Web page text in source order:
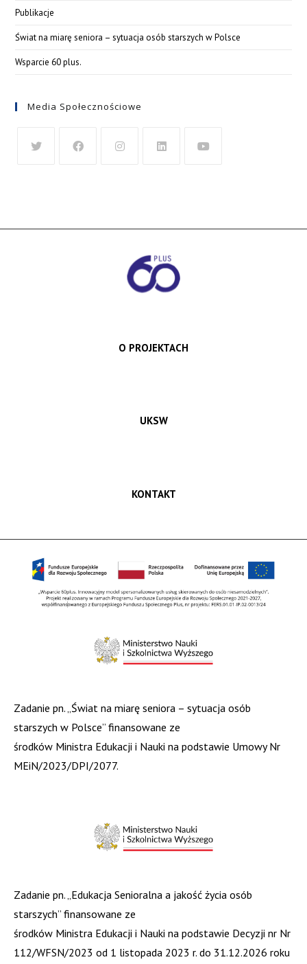
Publikacje
Świat na miarę seniora – sytuacja osób starszych w Polsce
Wsparcie 60 plus.
Media Społecznościowe
O PROJEKTACH
UKSW
KONTAKT
Zadanie pn. „Świat na miarę seniora – sytuacja osób
starszych w Polsce” finansowane ze
środków Ministra Edukacji i Nauki na podstawie Umowy Nr
MEiN/2023/DPI/2077.
Zadanie pn. „Edukacja Senioralna a jakość życia osób
starszych” finansowane ze
środków Ministra Edukacji i Nauki na podstawie Decyzji nr Nr
112/WFSN/2023 od 1 listopada 2023 r. do 31.12.2026 roku